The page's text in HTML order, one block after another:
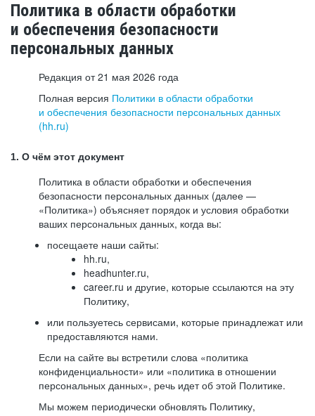
Политика в области обработки
и обеспечения безопасности
персональных данных
Редакция от 21 мая 2026 года
Полная версия Политики в области обработки
и обеспечения безопасности персональных данных
(hh.ru)
1. О чём этот документ
Политика в области обработки и обеспечения
безопасности персональных данных (далее —
«Политика») объясняет порядок и условия обработки
ваших персональных данных, когда вы:
посещаете наши сайты:
hh.ru,
headhunter.ru,
career.ru и другие, которые ссылаются на эту
Политику,
или пользуетесь сервисами, которые принадлежат или
предоставляются нами.
Если на сайте вы встретили слова «политика
конфиденциальности» или «политика в отношении
персональных данных», речь идет об этой Политике.
Мы можем периодически обновлять Политику,